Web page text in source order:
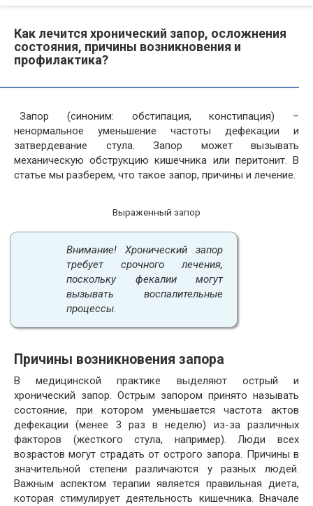
Как лечится хронический запор, осложнения
состояния, причины возникновения и
профилактика?
Запор (синоним: обстипация, констипация) –
ненормальное уменьшение частоты дефекации и
затвердевание стула. Запор может вызывать
механическую обструкцию кишечника или перитонит. В
статье мы разберем, что такое запор, причины и лечение.
Выраженный запор
Внимание! Хронический запор
требует срочного лечения,
поскольку фекалии могут
вызывать воспалительные
процессы.
Причины возникновения запора
В медицинской практике выделяют острый и
хронический запор. Острым запором принято называть
состояние, при котором уменьшается частота актов
дефекации (менее 3 раз в неделю) из-за различных
факторов (жесткого стула, например). Люди всех
возрастов могут страдать от острого запора. Причины в
значительной степени различаются у разных людей.
Важным аспектом терапии является правильная диета,
которая стимулирует деятельность кишечника. Вначале